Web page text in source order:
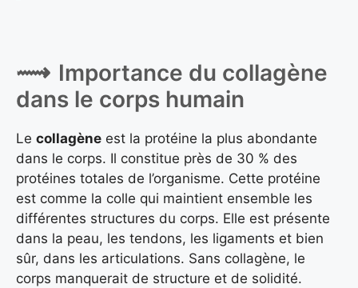
Importance du collagène
dans le corps humain
Le collagène est la protéine la plus abondante
dans le corps. Il constitue près de 30 % des
protéines totales de l’organisme. Cette protéine
est comme la colle qui maintient ensemble les
différentes structures du corps. Elle est présente
dans la peau, les tendons, les ligaments et bien
sûr, dans les articulations. Sans collagène, le
corps manquerait de structure et de solidité.